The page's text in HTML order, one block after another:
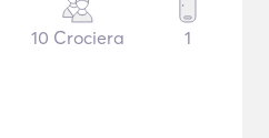
10 Crociera 1